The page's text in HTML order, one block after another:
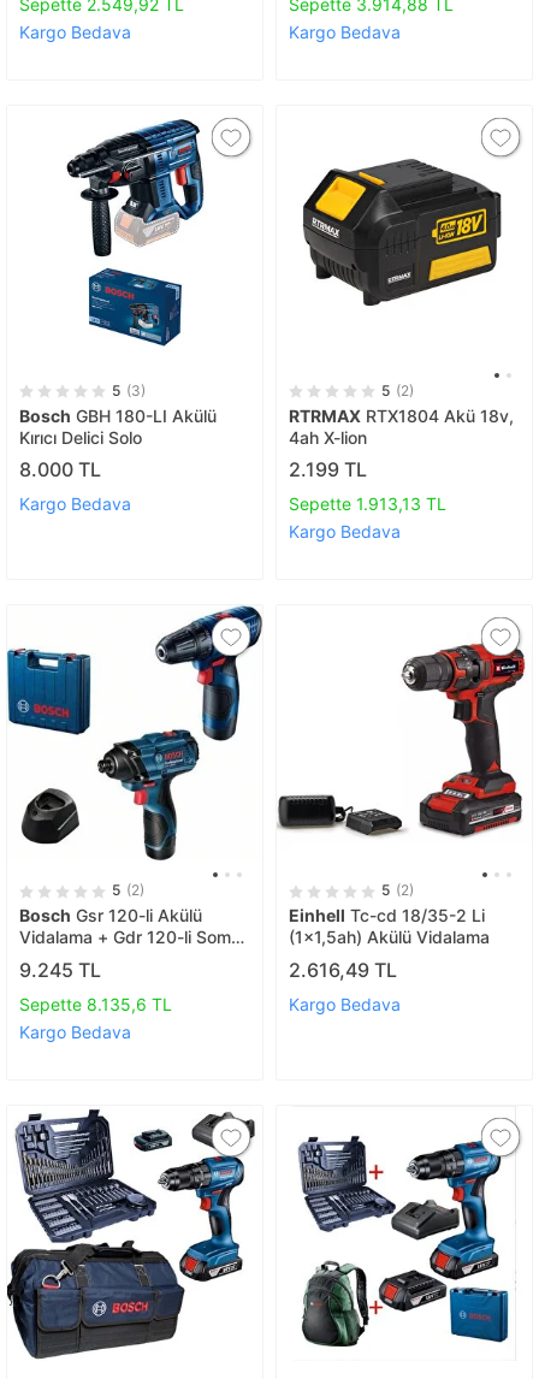
Kargo Bedava
Kargo Bedava
5 (3)
Bosch GBH 180-LI Akülü
Kırıcı Delici Solo
8.000 TL
Kargo Bedava
5 (2)
RTRMAX RTX1804 Akü 18v,
4ah X-lion
2.199 TL
Sepette 1.913,13 TL
Kargo Bedava
5 (2)
Bosch Gsr 120-li Akülü
Vidalama + Gdr 120-li Somun
Sıkma Makinesi
9.245 TL
Sepette 8.135,6 TL
Kargo Bedava
5 (2)
Einhell Tc-cd 18/35-2 Li
(1x1,5ah) Akülü Vidalama
2.616,49 TL
Kargo Bedava